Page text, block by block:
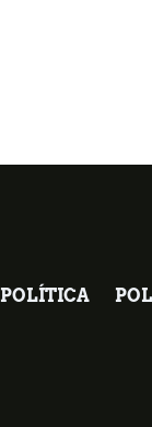
POLÍTICA